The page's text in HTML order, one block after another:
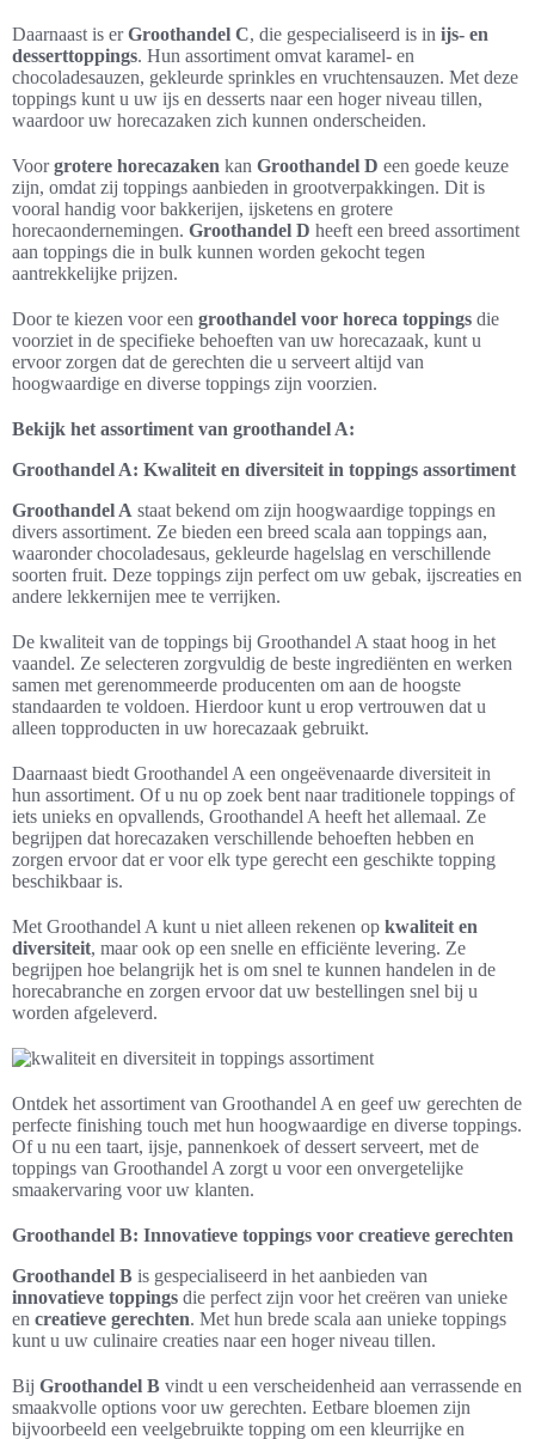
Daarnaast is erGroothandel C, die gespecialiseerd is in ijs- en
desserttoppings. Hun assortiment omvat karamel- en
chocoladesauzen, gekleurde sprinkles en vruchtensauzen. Met deze
toppings kunt u uw ijs en desserts naar een hoger niveau tillen,
waardoor uw horecazaken zich kunnen onderscheiden.
Voorgrotere horecazaken kan Groothandel D een goede keuze
zijn, omdat zij toppings aanbieden in grootverpakkingen. Dit is
vooral handig voor bakkerijen, ijsketens en grotere
horecaondernemingen. Groothandel D heeft een breed assortiment
aan toppings die in bulk kunnen worden gekocht tegen
aantrekkelijke prijzen.
Door te kiezen voor een groothandel voor horeca toppings die
voorziet in de specifieke behoeften van uw horecazaak, kunt u
ervoor zorgen dat de gerechten die u serveert altijd van
hoogwaardige en diverse toppings zijn voorzien.
Bekijk het assortiment van groothandel A:
Groothandel A: Kwaliteit en diversiteit in toppings assortiment
Groothandel A staat bekend om zijn hoogwaardige toppings en
divers assortiment. Ze bieden een breed scala aan toppings aan,
waaronder chocoladesaus, gekleurde hagelslag en verschillende
soorten fruit. Deze toppings zijn perfect om uw gebak, ijscreaties en
andere lekkernijen mee te verrijken.
De kwaliteit van de toppings bij Groothandel A staat hoog in het
vaandel. Ze selecteren zorgvuldig de beste ingrediënten en werken
samen met gerenommeerde producenten om aan de hoogste
standaarden te voldoen. Hierdoor kunt u erop vertrouwen dat u
alleen topproducten in uw horecazaak gebruikt.
Daarnaast biedt Groothandel A een ongeëvenaarde diversiteit in
hun assortiment. Of u nu op zoek bent naar traditionele toppings of
iets unieks en opvallends, Groothandel A heeft het allemaal. Ze
begrijpen dat horecazaken verschillende behoeften hebben en
zorgen ervoor dat er voor elk type gerecht een geschikte topping
beschikbaar is.
Met Groothandel A kunt u niet alleen rekenen op kwaliteit en
diversiteit, maar ook op een snelle en efficiënte levering. Ze
begrijpen hoe belangrijk het is om snel te kunnen handelen in de
horecabranche en zorgen ervoor dat uw bestellingen snel bij u
worden afgeleverd.
Ontdek het assortiment van Groothandel A en geef uw gerechten de
perfecte finishing touch met hun hoogwaardige en diverse toppings.
Of u nu een taart, ijsje, pannenkoek of dessert serveert, met de
toppings van Groothandel A zorgt u voor een onvergetelijke
smaakervaring voor uw klanten.
Groothandel B: Innovatieve toppings voor creatieve gerechten
Groothandel B is gespecialiseerd in het aanbieden van
innovatieve toppings die perfect zijn voor het creëren van unieke
en creatieve gerechten. Met hun brede scala aan unieke toppings
kunt u uw culinaire creaties naar een hoger niveau tillen.
Bij Groothandel B vindt u een verscheidenheid aan verrassende en
smaakvolle options voor uw gerechten. Eetbare bloemen zijn
bijvoorbeeld een veelgebruikte topping om een kleurrijke en